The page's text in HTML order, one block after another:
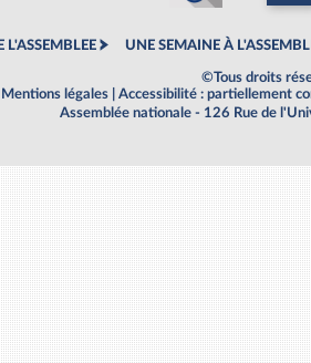
L'ASSEMBLEE UNE SEMAINE À
©Tous droits
Mentions légales
Accessibilité : partiellement
Assemblée nationale - 126 Rue de